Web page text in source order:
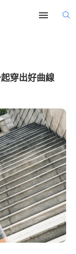
穿出好曲線